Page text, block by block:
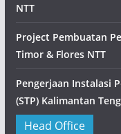
NTT
Project Pembuatan
Timor & Flores NTT
Pengerjaan Instalasi
(STP) Kalimantan
Head Office